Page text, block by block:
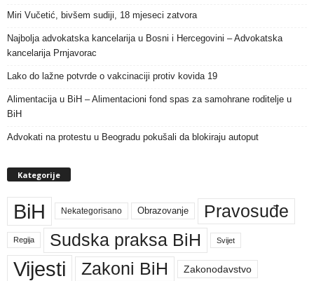
Miri Vučetić, bivšem sudiji, 18 mjeseci zatvora
Najbolja advokatska kancelarija u Bosni i Hercegovini – Advokatska
kancelarija Prnjavorac
Lako do lažne potvrde o vakcinaciji protiv kovida 19
Alimentacija u BiH – Alimentacioni fond spas za samohrane roditelje u
BiH
Advokati na protestu u Beogradu pokušali da blokiraju autoput
Kategorije
BiH Nekategorisano Obrazovanje Pravosuđe
Regija Sudska praksa BiH Svijet
Vijesti Zakoni BiH Zakonodavstvo